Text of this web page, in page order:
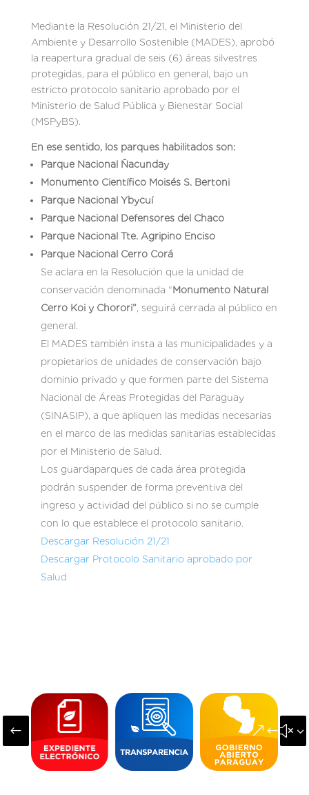
Mediante la Resolución 21/21, el Ministerio del
Ambiente y Desarrollo Sostenible (MADES), aprobó
la reapertura gradual de seis (6) áreas silvestres
protegidas, para el público en general, bajo un
estricto protocolo sanitario aprobado por el
Ministerio de Salud Pública y Bienestar Social
(MSPyBS).
En ese sentido, los parques habilitados son:
Parque Nacional Ñacunday
Monumento Científico Moisés S. Bertoni
Parque Nacional Ybycuí
Parque Nacional Defensores del Chaco
Parque Nacional Tte. Agripino Enciso
Parque Nacional Cerro Corá
Se aclara en la Resolución que la unidad de
conservación denominada “Monumento Natural
Cerro Koi y Chorori”, seguirá cerrada al público en
general.
El MADES también insta a las municipalidades y a
propietarios de unidades de conservación bajo
dominio privado y que formen parte del Sistema
Nacional de Áreas Protegidas del Paraguay
(SINASIP), a que apliquen las medidas necesarias
en el marco de las medidas sanitarias establecidas
por el Ministerio de Salud.
Los guardaparques de cada área protegida
podrán suspender de forma preventiva del
ingreso y actividad del público si no se cumple
con lo que establece el protocolo sanitario.
Descargar Resolución 21/21
Descargar Protocolo Sanitario aprobado por
Salud
#